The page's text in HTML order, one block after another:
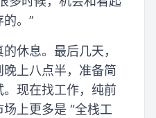
。”
休息。最后几天，
上八点半，准备简
现在找工作，纯前
上更多是 “全栈工